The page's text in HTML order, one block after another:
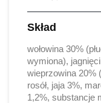
Skład
wołowina 30%
wymiona),
wieprzowina 20%
rosół, jaja 3%,
1,2%, substancje